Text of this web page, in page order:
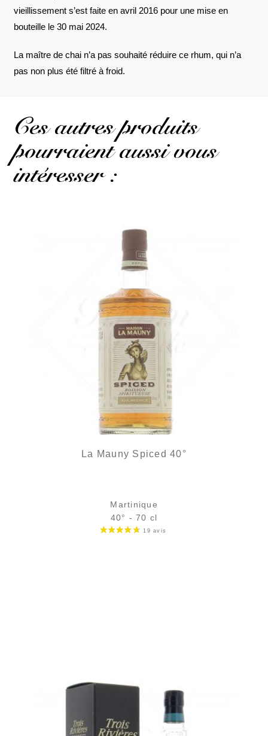
vieillissement s’est faite en avril 2016 pour une mise en
bouteille le 30 mai 2024.
La maître de chai n’a pas souhaité réduire ce rhum, qui n’a
pas non plus été filtré à froid.
Ces autres produits
pourraient aussi vous
intéresser :
La Mauny Spiced 40°
Martinique
40° - 70 cl